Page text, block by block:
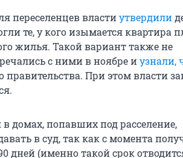
переселенцев властиутвердили
те, у кого изымается квартира
жилья. Такой вариант также не
с ними в ноябре иузнали,
правительства. При этом власти
домах, попавших под расселение,
в суд, так как с момента
дней (именно такой срок